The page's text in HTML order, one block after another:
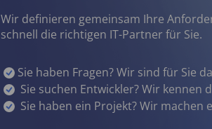
Wir definieren gemeinsam Ihre
schnell die richtigen IT-Partner für Sie.
Sie haben Fragen? Wir sind für Sie
Sie suchen Entwickler? Wir kennen
Sie haben ein Projekt? Wir machen